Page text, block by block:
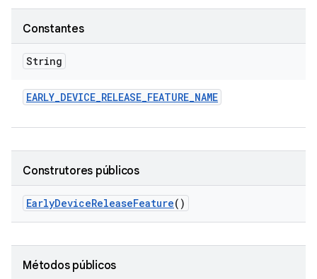
Constantes
String
EARLY_DEVICE_RELEASE_FEATURE_NAME
Construtores públicos
EarlyDeviceReleaseFeature()
Métodos públicos